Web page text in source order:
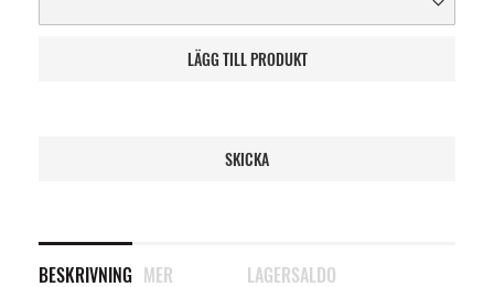
LÄGG TILL PRODUKT
SKICKA
BESKRIVNING MER
LAGERSALDO